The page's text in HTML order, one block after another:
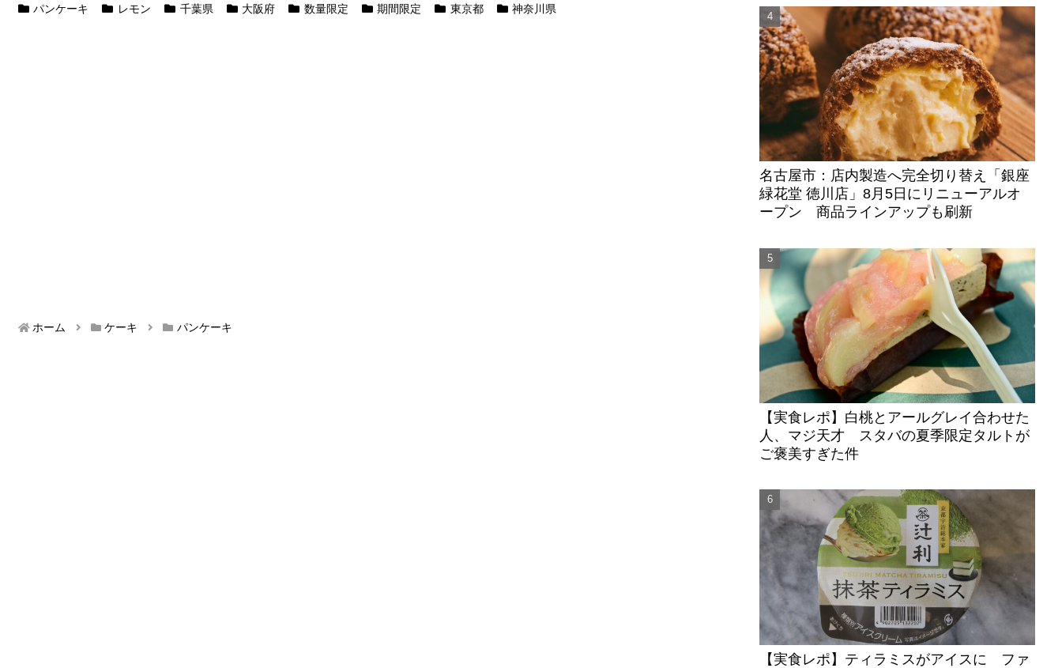
パンケーキ レモン 千葉県 大阪府 数量限定 期間限定 東京都 神奈川県
ホーム ケーキ パンケーキ
名古屋市：店内製造へ完全切り替え「銀座
緑花堂 徳川店」8月5日にリニューアルオ
ープン 商品ラインアップも刷新
【実食レポ】白桃とアールグレイ合わせた
人、マジ天才 スタバの夏季限定タルトが
ご褒美すぎた件
【実食レポ】ティラミスがアイスに ファ